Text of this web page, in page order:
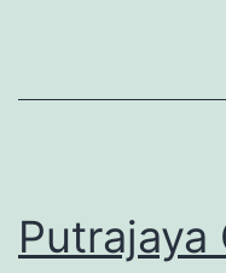
Putrajaya